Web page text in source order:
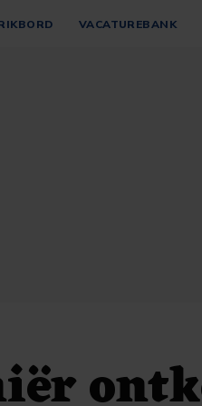
VACATUREBANK